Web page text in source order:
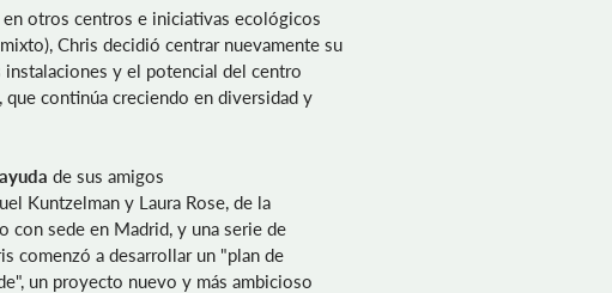
en otros centros e iniciativas ecológicos
Chris decidió centrar nuevamente su
y el potencial del centro
que continúa creciendo en diversidad y
de sus amigos
Kuntzelman y Laura Rose, de la
con sede en Madrid, y una serie de
comenzó a desarrollar un "plan de
un proyecto nuevo y más ambicioso